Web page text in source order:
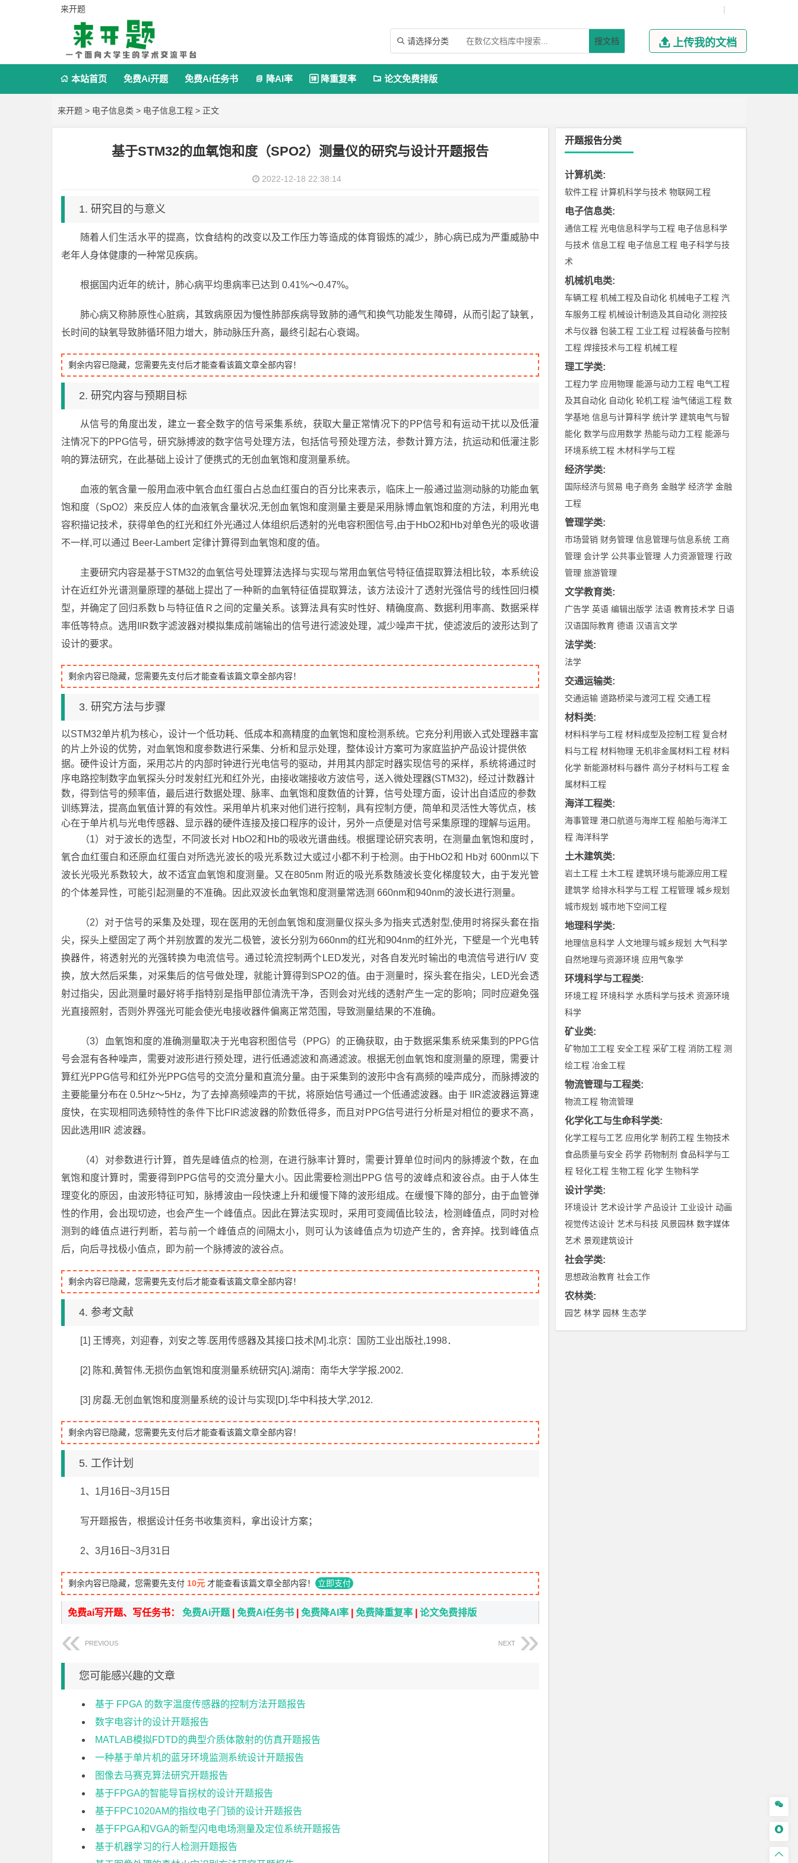
来开题 |
 请选择分类 搜文档  上传我的文档
 本站首页 免费Ai开题 免费Ai任务书  降AI率  降重复率  论文免费排版
来开题 > 电子信息类 > 电子信息工程 > 正文
基于STM32的血氧饱和度（SPO2）测量仪的研究与设计开题报告
2022-12-18 22:38:14
1. 研究目的与意义
随着人们生活水平的提高，饮食结构的改变以及工作压力等造成的体育锻炼的减少，肺心病已成为严重威胁中
老年人身体健康的一种常见疾病。
根据国内近年的统计，肺心病平均患病率已达到 0.41%～0.47%。
肺心病又称肺原性心脏病，其致病原因为慢性肺部疾病导致肺的通气和换气功能发生障碍，从而引起了缺氧，
长时间的缺氧导致肺循环阻力增大，肺动脉压升高，最终引起右心衰竭。
剩余内容已隐藏，您需要先支付后才能查看该篇文章全部内容！
2. 研究内容与预期目标
从信号的角度出发，建立一套全数字的信号采集系统，获取大量正常情况下的PP信号和有运动干扰以及低灌
注情况下的PPG信号，研究脉搏波的数字信号处理方法，包括信号预处理方法，参数计算方法，抗运动和低灌注影
响的算法研究，在此基础上设计了便携式的无创血氧饱和度测量系统。
血液的氧含量一般用血液中氧合血红蛋白占总血红蛋白的百分比来表示，临床上一般通过监测动脉的功能血氧
饱和度（SpO2）来反应人体的血液氧含量状况,无创血氧饱和度测量主要是采用脉博血氧饱和度的方法，利用光电
容积描记技术，获得单色的红光和红外光通过人体组织后透射的光电容积图信号,由于HbO2和Hb对单色光的吸收谱
不一样,可以通过 Beer-Lambert 定律计算得到血氧饱和度的值。
主要研究内容是基于STM32的血氧信号处理算法选择与实现与常用血氧信号特征值提取算法相比较，本系统设
计在近红外光谱测量原理的基础上提出了一种新的血氧特征值提取算法，该方法设汁了透射光强信号的线性回归模
型，并确定了回归系数ｂ与特征值Ｒ之间的定量关系。该算法具有实时性好、精确度高、数据利用率高、数据采样
率低等特点。选用IIR数字滤波器对模拟集成前端输出的信号进行滤波处理，减少噪声干扰，使滤波后的波形达到了
设计的要求。
剩余内容已隐藏，您需要先支付后才能查看该篇文章全部内容！
3. 研究方法与步骤
以STM32单片机为核心，设计一个低功耗、低成本和高精度的血氧饱和度检测系统。它充分利用嵌入式处理器丰富
的片上外设的优势，对血氧饱和度参数进行采集、分析和显示处理，整体设计方案可为家庭监护产品设计提供依
据。硬件设计方面，采用芯片的内部时钟进行光电信号的驱动，并用其内部定时器实现信号的采样，系统将通过时
序电路控制数字血氧探头分时发射红光和红外光，由接收端接收方波信号，送入微处理器(STM32)，经过计数器计
数，得到信号的频率值，最后进行数据处理、脉率、血氧饱和度数值的计算，信号处理方面，设计出自适应的参数
训练算法，提高血氧值计算的有效性。采用单片机来对他们进行控制，具有控制方便，简单和灵活性大等优点，核
心在于单片机与光电传感器、显示器的硬件连接及接口程序的设计，另外一点便是对信号采集原理的理解与运用。
（1）对于波长的选型，不同波长对 HbO2和Hb的吸收光谱曲线。根据理论研究表明，在测量血氧饱和度时，
氧合血红蛋白和还原血红蛋白对所选光波长的吸光系数过大或过小都不利于检测。由于HbO2和 Hb对 600nm以下
波长光吸光系数较大，故不适宜血氧饱和度测量。又在805nm 附近的吸光系数随波长变化梯度较大，由于发光管
的个体差异性，可能引起测量的不准确。因此双波长血氧饱和度测量常选测 660nm和940nm的波长进行测量。
（2）对于信号的采集及处理，现在医用的无创血氧饱和度测量仪探头多为指夹式透射型,使用时将探头套在指
尖，探头上壁固定了两个并别放置的发光二极管，波长分别为660nm的红光和904nm的红外光，下壁是一个光电转
换器件，将透射光的光强转换为电流信号。通过轮流控制两个LED发光，对各自发光时输出的电流信号进行I/V 变
换，放大然后采集，对采集后的信号做处理，就能计算得到SPO2的值。由于测量时，探头套在指尖，LED光会透
射过指尖，因此测量时最好将手指特别是指甲部位清洗干净，否则会对光线的透射产生一定的影响；同时应避免强
光直接照射，否则外界强光可能会使光电接收器件偏离正常范围，导致测量结果的不准确。
（3）血氧饱和度的准确测量取决于光电容积图信号（PPG）的正确获取，由于数据采集系统采集到的PPG信
号会混有各种噪声，需要对波形进行预处理，进行低通滤波和高通滤波。根据无创血氧饱和度测量的原理，需要计
算红光PPG信号和红外光PPG信号的交流分量和直流分量。由于采集到的波形中含有高频的噪声成分，而脉搏波的
主要能量分布在 0.5Hz～5Hz，为了去掉高频噪声的干扰，将原始信号通过一个低通滤波器。由于 IIR滤波器运算速
度快，在实现相同选频特性的条件下比FIR滤波器的阶数低得多，而且对PPG信号进行分析是对相位的要求不高，
因此选用IIR 滤波器。
（4）对参数进行计算，首先是峰值点的检测，在进行脉率计算时，需要计算单位时间内的脉搏波个数，在血
氧饱和度计算时，需要得到PPG信号的交流分量大小。因此需要检测出PPG 信号的波峰点和波谷点。由于人体生
理变化的原因，由波形特征可知，脉搏波由一段快速上升和缓慢下降的波形组成。在缓慢下降的部分，由于血管弹
性的作用，会出现切迹，也会产生一个峰值点。因此在算法实现时，采用可变阈值比较法，检测峰值点，同时对检
测到的峰值点进行判断，若与前一个峰值点的间隔太小，则可认为该峰值点为切迹产生的，舍弃掉。找到峰值点
后，向后寻找极小值点，即为前一个脉搏波的波谷点。
剩余内容已隐藏，您需要先支付后才能查看该篇文章全部内容！
4. 参考文献
[1] 王博亮，刘迎春，刘安之等.医用传感器及其接口技术[M].北京：国防工业出版社,1998．
[2] 陈和,黄智伟.无损伤血氧饱和度测量系统研究[A].湖南：南华大学学报.2002.
[3] 房磊.无创血氧饱和度测量系统的设计与实现[D].华中科技大学,2012.
剩余内容已隐藏，您需要先支付后才能查看该篇文章全部内容！
5. 工作计划
1、1月16日~3月15日
写开题报告，根据设计任务书收集资料，拿出设计方案；
2、3月16日~3月31日
剩余内容已隐藏，您需要先支付 10元 才能查看该篇文章全部内容！ 立即支付
免费ai写开题、写任务书： 免费Ai开题 免费Ai任务书 免费降AI率 免费降重复率 论文免费排版
PREVIOUS NEXT
您可能感兴趣的文章
基于 FPGA 的数字温度传感器的控制方法开题报告
数字电容计的设计开题报告
MATLAB模拟FDTD的典型介质体散射的仿真开题报告
一种基于单片机的蓝牙环境监测系统设计开题报告
图像去马赛克算法研究开题报告
基于FPGA的智能导盲拐杖的设计开题报告
基于FPC1020AM的指纹电子门锁的设计开题报告
基于FPGA和VGA的新型闪电电场测量及定位系统开题报告
基于机器学习的行人检测开题报告
开题报告分类
计算机类:
软件工程 计算机科学与技术 物联网工程
电子信息类:
通信工程 光电信息科学与工程 电子信息科学
与技术 信息工程 电子信息工程 电子科学与技
术
机械机电类:
车辆工程 机械工程及自动化 机械电子工程 汽
车服务工程 机械设计制造及其自动化 测控技
术与仪器 包装工程 工业工程 过程装备与控制
工程 焊接技术与工程 机械工程
理工学类:
工程力学 应用物理 能源与动力工程 电气工程
及其自动化 自动化 轮机工程 油气储运工程 数
学基地 信息与计算科学 统计学 建筑电气与智
能化 数学与应用数学 热能与动力工程 能源与
环境系统工程 木材科学与工程
经济学类:
国际经济与贸易 电子商务 金融学 经济学 金融
工程
管理学类:
市场营销 财务管理 信息管理与信息系统 工商
管理 会计学 公共事业管理 人力资源管理 行政
管理 旅游管理
文学教育类:
广告学 英语 编辑出版学 法语 教育技术学 日语
汉语国际教育 德语 汉语言文学
法学类:
法学
交通运输类:
交通运输 道路桥梁与渡河工程 交通工程
材料类:
材料科学与工程 材料成型及控制工程 复合材
料与工程 材料物理 无机非金属材料工程 材料
化学 新能源材料与器件 高分子材料与工程 金
属材料工程
海洋工程类:
海事管理 港口航道与海岸工程 船舶与海洋工
程 海洋科学
土木建筑类:
岩土工程 土木工程 建筑环境与能源应用工程
建筑学 给排水科学与工程 工程管理 城乡规划
城市规划 城市地下空间工程
地理科学类:
地理信息科学 人文地理与城乡规划 大气科学
自然地理与资源环境 应用气象学
环境科学与工程类:
环境工程 环境科学 水质科学与技术 资源环境
科学
矿业类:
矿物加工工程 安全工程 采矿工程 消防工程 测
绘工程 冶金工程
物流管理与工程类:
物流工程 物流管理
化学化工与生命科学类:
化学工程与工艺 应用化学 制药工程 生物技术
食品质量与安全 药学 药物制剂 食品科学与工
程 轻化工程 生物工程 化学 生物科学
设计学类:
环境设计 艺术设计学 产品设计 工业设计 动画
视觉传达设计 艺术与科技 风景园林 数字媒体
艺术 景观建筑设计
社会学类:
思想政治教育 社会工作
农林类:
园艺 林学 园林 生态学


